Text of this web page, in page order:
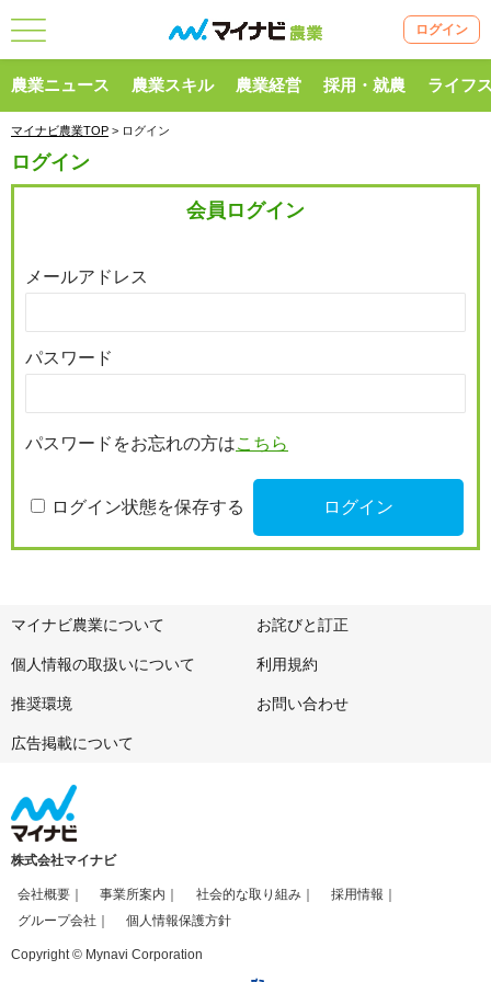
ログイン
農業ニュース 農業スキル 農業経営 採用・就農 ライフ
マイナビ農業TOP > ログイン
ログイン
会員ログイン
メールアドレス
パスワード
パスワードをお忘れの方はこちら
ログイン状態を保存する
マイナビ農業について お詫びと訂正
個人情報の取扱いについて 利用規約
推奨環境 お問い合わせ
広告掲載について
株式会社マイナビ
会社概要 事業所案内 社会的な取り組み
採用情報
グループ会社
個人情報保護方針
Copyright © Mynavi Corporation